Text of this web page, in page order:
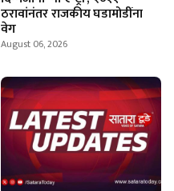
ठरावांनंतर राजकीय घडामोडींना
वेग
August 06, 2026